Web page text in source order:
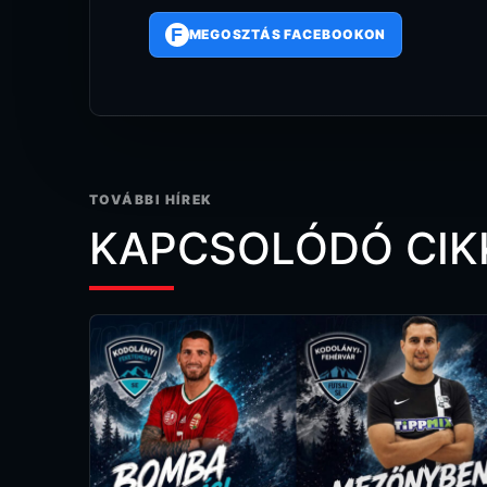
F MEGOSZTÁS FACEBOOKON
TOVÁBBI HÍREK
KAPCSOLÓDÓ